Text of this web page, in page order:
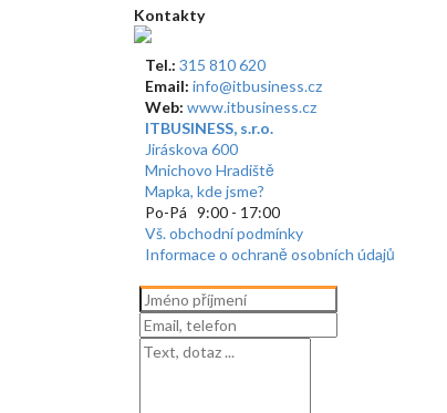
Kontakty
Tel.: 315 810 620
Email: info@itbusiness.cz
Web: www.itbusiness.cz
ITBUSINESS, s.r.o.
Jiráskova 600
Mnichovo Hradiště
Mapka, kde jsme?
Po-Pá 9:00 - 17:00
Vš. obchodní podmínky
Informace o ochraně osobních údajů